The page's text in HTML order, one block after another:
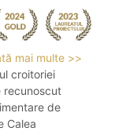
mai multe >>
croitoriei
recunoscut
de
Calea